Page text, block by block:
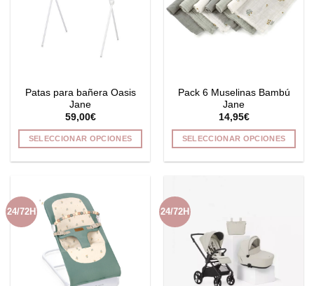
opciones
se
pueden
página
de
producto
Patas para bañera Oasis
Jane
59,00€
SELECCIONAR OPCIONES
múltiples
variantes.
Las
opciones
se
Pack 6 Muselinas Bambú
Jane
14,95€
SELECCIONAR OPCIONES
Las
opciones
se
pueden
24/72H 24/72H